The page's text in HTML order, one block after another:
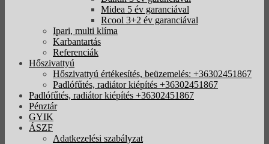
Midea 5 év garanciával
Rcool 3+2 év garanciával
Ipari, multi klíma
Karbantartás
Referenciák
Hőszivattyú
Hőszivattyú értékesítés, beüzemelés: +36302451867
Padlófűtés, radiátor kiépítés +36302451867
Padlófűtés, radiátor kiépítés +36302451867
Pénztár
GYIK
ÁSZF
Adatkezelési szabályzat